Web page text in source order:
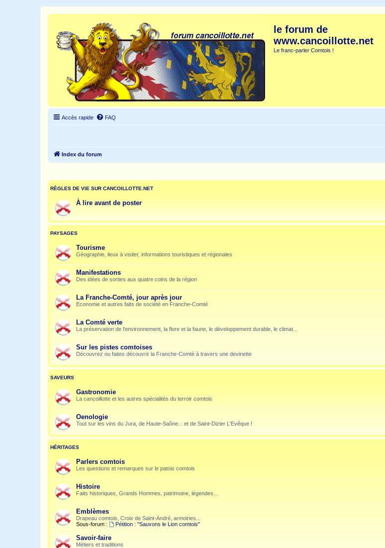
le forum de
www.cancoillotte.net
Le franc-parler Comtois !
Accès rapide FAQ
Index du forum
RÈGLES DE VIE SUR CANCOILLOTTE.NET
À lire avant de poster
PAYSAGES
Tourisme
Géographie, lieux à visiter, informations touristiques et régionales
Manifestations
Des idées de sorties aux quatre coins de la région
La Franche-Comté, jour après jour
Economie et autres faits de société en Franche-Comté
La Comté verte
La préservation de l'environnement, la flore et la faune, le développement durable, le climat...
Sur les pistes comtoises
Découvrez ou faites découvrir la Franche-Comté à travers une devinette
SAVEURS
Gastronomie
La cancoillotte et les autres spécialités du terroir comtois
Oenologie
Tout sur les vins du Jura, de Haute-Saône... et de Saint-Dizier L'Evêque !
HÉRITAGES
Parlers comtois
Les questions et remarques sur le patois comtois
Histoire
Faits historiques, Grands Hommes, patrimoine, légendes...
Emblèmes
Drapeau comtois, Croix de Saint-André, armoiries...
Sous-forum :
Pétition : "Sauvons le Lion comtois"
Savoir-faire
Métiers et traditions